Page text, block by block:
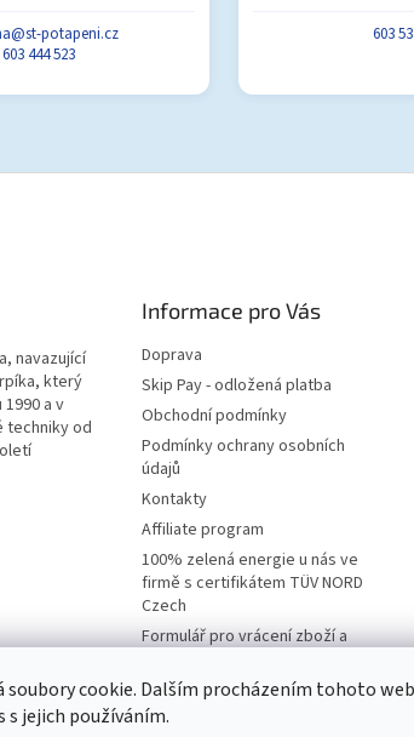
soubory cookie. Dalším procházením tohoto
s jejich používáním.
potapeni.cz
603 444 523
603
navazující
který
a v
techniky od
Informace pro Vás
Doprava
Skip Pay - odložená platba
Obchodní podmínky
Podmínky ochrany osobních
údajů
Kontakty
Affiliate program
100% zelená energie u nás ve
firmě s certifikátem TÜV NORD
Czech
Formulář pro vrácení zboží a
Moje objednávka